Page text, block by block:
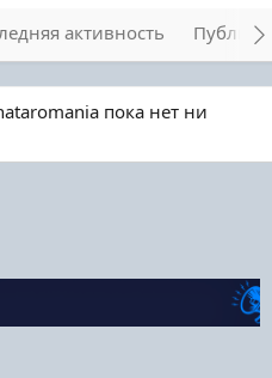
активность
пока нет ни